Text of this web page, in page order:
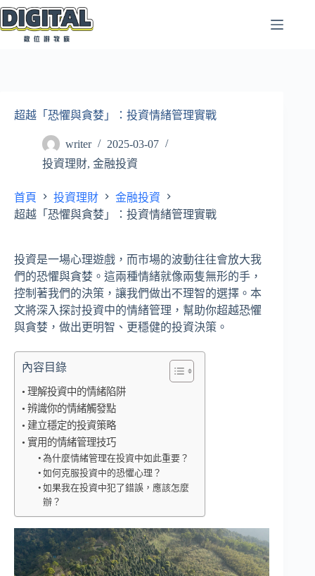
跳
至
超越「恐懼與貪婪」：投資情緒管理實戰
writer
2025-03-07
投資理財, 金融投資
首頁 投資理財
金融投資
超越「恐懼與貪婪」：投資情緒管理實戰
投資是一場心理遊戲，而市場的波動往往會放大我
們的恐懼與貪婪。這兩種情緒就像兩隻無形的手，
控制著我們的決策，讓我們做出不理智的選擇。本
文將深入探討投資中的情緒管理，幫助你超越恐懼
與貪婪，做出更明智、更穩健的投資決策。
內容目錄
理解投資中的情緒陷阱
辨識你的情緒觸發點
建立穩定的投資策略
實用的情緒管理技巧
為什麼情緒管理在投資中如此重要？
如何克服投資中的恐懼心理？
如果我在投資中犯了錯誤，應該怎麼
辦？